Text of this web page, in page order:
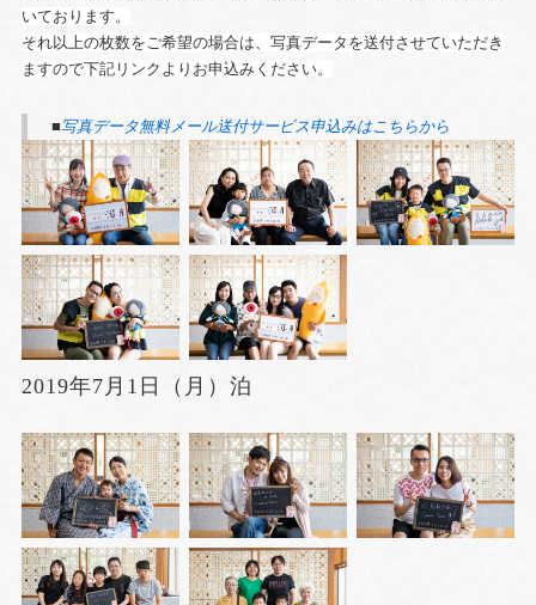
いております。
それ以上の枚数をご希望の場合は、写真データを送付させていただき
ますので下記リンクよりお申込みください。
■写真データ無料メール送付サービス申込みはこちらから
2019年7月1日（月）泊